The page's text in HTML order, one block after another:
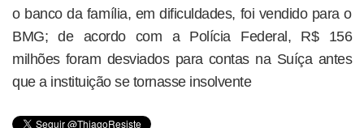
o banco da família, em dificuldades, foi vendido para o
BMG; de acordo com a Polícia Federal, R$ 156
milhões foram desviados para contas na Suíça antes
que a instituição se tornasse insolvente